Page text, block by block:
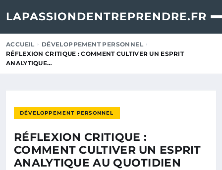
LAPASSIONDENTREPRENDRE.FR
ACCUEIL
DÉVELOPPEMENT PERSONNEL
RÉFLEXION CRITIQUE : COMMENT CULTIVER UN ESPRIT
ANALYTIQUE…
DÉVELOPPEMENT PERSONNEL
RÉFLEXION CRITIQUE :
COMMENT CULTIVER UN ESPRIT
ANALYTIQUE AU QUOTIDIEN